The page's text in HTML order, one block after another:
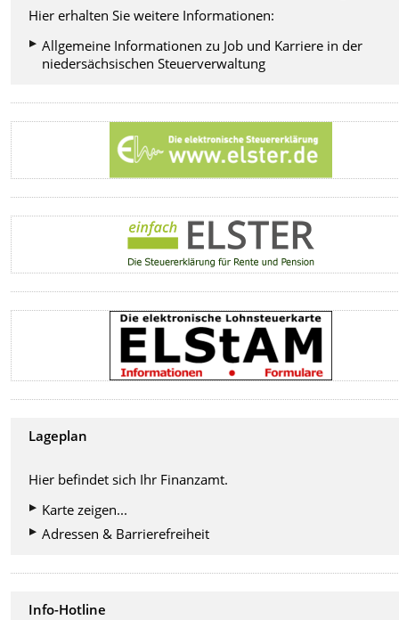
Hier erhalten Sie weitere Informationen:
Allgemeine Informationen zu Job und Karriere in der
niedersächsischen Steuerverwaltung
Lageplan
Hier befindet sich Ihr Finanzamt.
Karte zeigen...
Adressen & Barrierefreiheit
Info-Hotline